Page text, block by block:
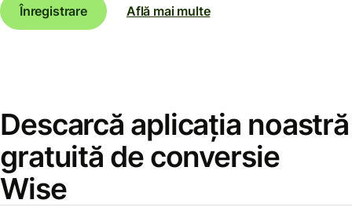
Înregistrare
Află mai multe
Descarcă aplicația noastră
gratuită de conversie
Wise